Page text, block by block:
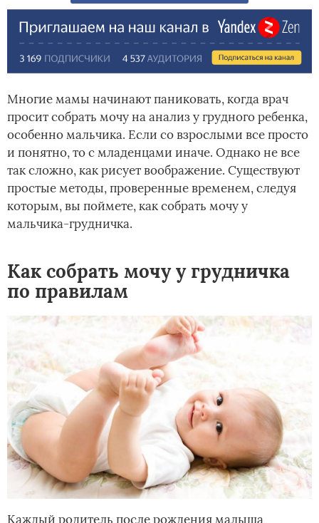
Многие мамы начинают паниковать, когда врач
просит собрать мочу на анализ у грудного ребенка,
особенно мальчика. Если со взрослыми все просто
и понятно, то с младенцами иначе. Однако не все
так сложно, как рисует воображение. Существуют
простые методы, проверенные временем, следуя
которым, вы поймете, как собрать мочу у
мальчика-грудничка.
Как собрать мочу у грудничка
по правилам
Каждый родитель после рождения малыша